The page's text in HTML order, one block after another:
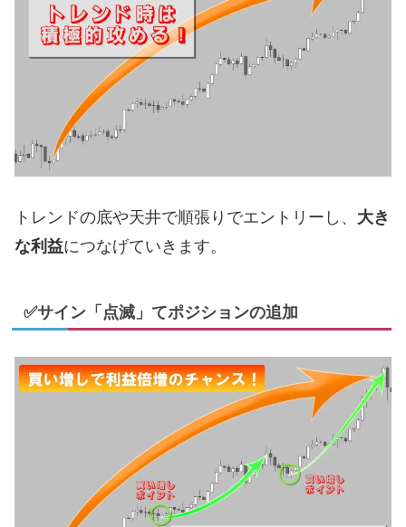
トレンドの底や天井で順張りでエントリーし、 大き
な利益につなげていきます。
✅サイン「点滅」てポジションの追加